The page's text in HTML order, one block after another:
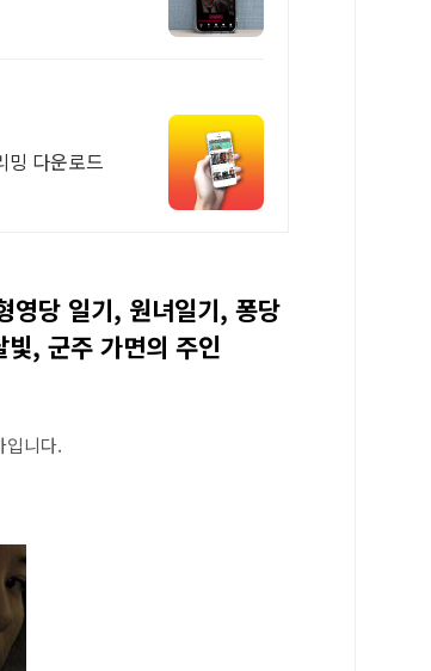
밍 다운로드
영당 일기, 원녀일기, 퐁당
, 군주 가면의 주인
입니다.